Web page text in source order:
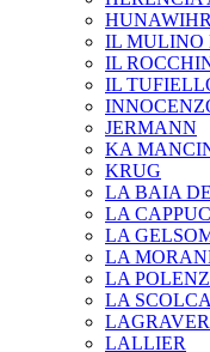
HUNAWIHR
IL MULINO
IL
IL
JERMANN
KA
KRUG
LA BAIA
LA
LA
LA
LA
LA SCOLCA
LALLIER